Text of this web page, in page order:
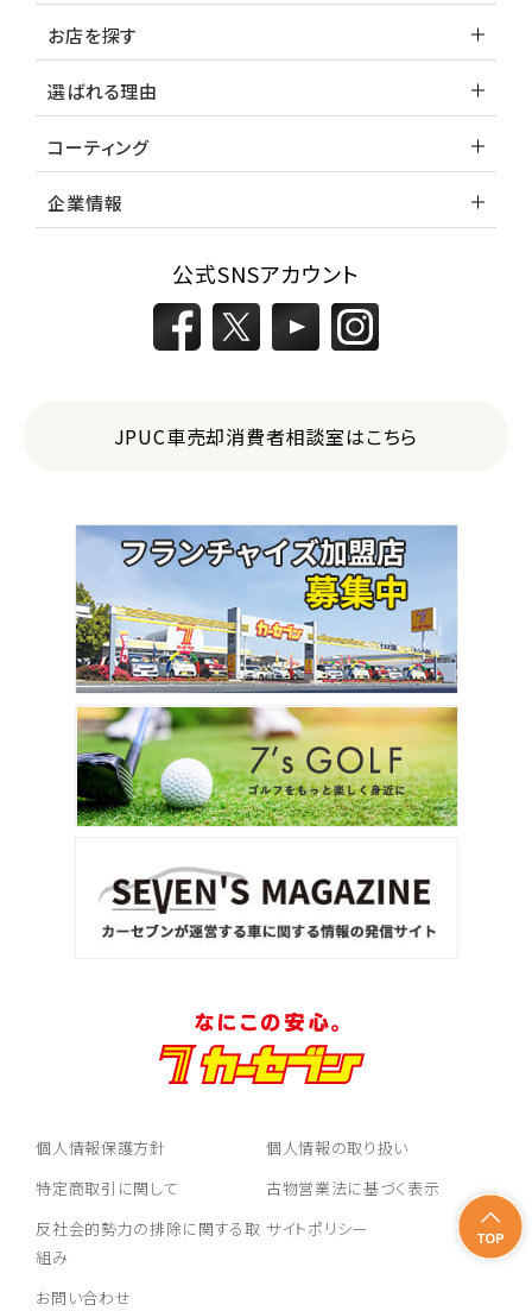
お店を探す
選ばれる理由
コーティング
企業情報
公式SNSアカウント
JPUC車売却消費者相談室はこちら
個人情報保護方針
個人情報の取り扱い
特定商取引に関して
古物営業法に基づく表示
反社会的勢力の排除に関する取
組み
サイトポリシー
お問い合わせ